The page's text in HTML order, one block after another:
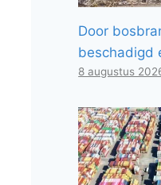
Door
beschadigd
8 augustus